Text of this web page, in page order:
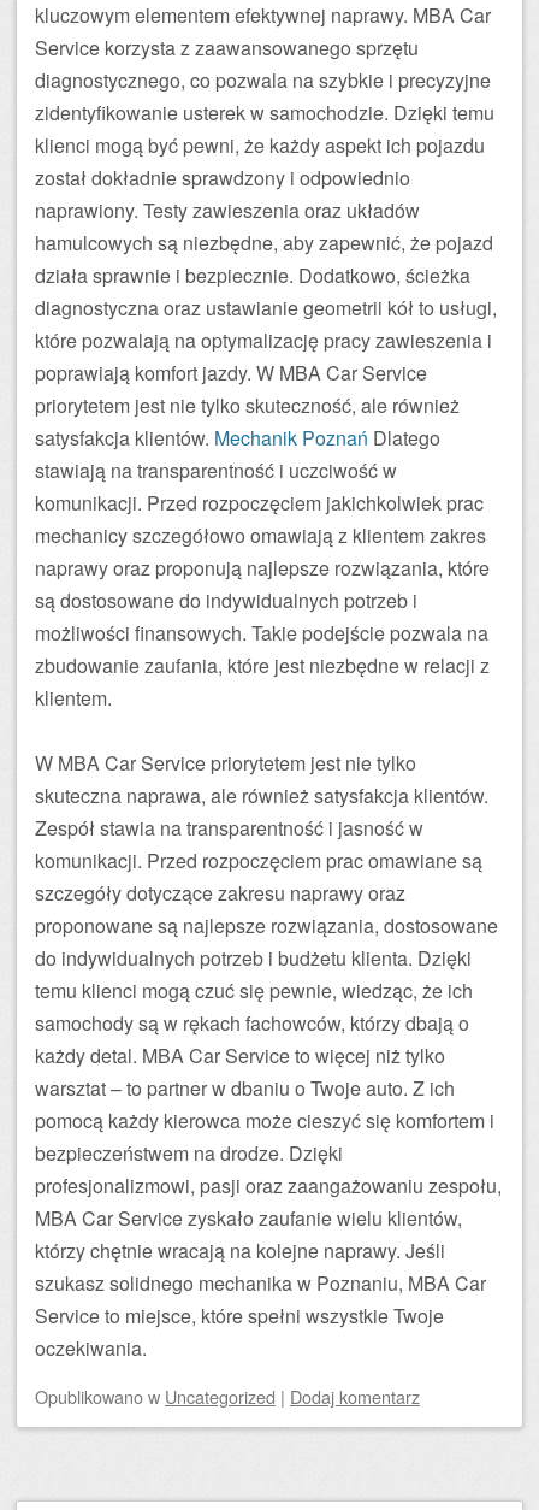
kluczowym elementem efektywnej naprawy. MBA Car
Service korzysta z zaawansowanego sprzętu
diagnostycznego, co pozwala na szybkie i precyzyjne
zidentyfikowanie usterek w samochodzie. Dzięki temu
klienci mogą być pewni, że każdy aspekt ich pojazdu
został dokładnie sprawdzony i odpowiednio
naprawiony. Testy zawieszenia oraz układów
hamulcowych są niezbędne, aby zapewnić, że pojazd
działa sprawnie i bezpiecznie. Dodatkowo, ścieżka
diagnostyczna oraz ustawianie geometrii kół to usługi,
które pozwalają na optymalizację pracy zawieszenia i
poprawiają komfort jazdy. W MBA Car Service
priorytetem jest nie tylko skuteczność, ale również
satysfakcja klientów. Mechanik Poznań Dlatego
stawiają na transparentność i uczciwość w
komunikacji. Przed rozpoczęciem jakichkolwiek prac
mechanicy szczegółowo omawiają z klientem zakres
naprawy oraz proponują najlepsze rozwiązania, które
są dostosowane do indywidualnych potrzeb i
możliwości finansowych. Takie podejście pozwala na
zbudowanie zaufania, które jest niezbędne w relacji z
klientem.
W MBA Car Service priorytetem jest nie tylko
skuteczna naprawa, ale również satysfakcja klientów.
Zespół stawia na transparentność i jasność w
komunikacji. Przed rozpoczęciem prac omawiane są
szczegóły dotyczące zakresu naprawy oraz
proponowane są najlepsze rozwiązania, dostosowane
do indywidualnych potrzeb i budżetu klienta. Dzięki
temu klienci mogą czuć się pewnie, wiedząc, że ich
samochody są w rękach fachowców, którzy dbają o
każdy detal. MBA Car Service to więcej niż tylko
warsztat – to partner w dbaniu o Twoje auto. Z ich
pomocą każdy kierowca może cieszyć się komfortem i
bezpieczeństwem na drodze. Dzięki
profesjonalizmowi, pasji oraz zaangażowaniu zespołu,
MBA Car Service zyskało zaufanie wielu klientów,
którzy chętnie wracają na kolejne naprawy. Jeśli
szukasz solidnego mechanika w Poznaniu, MBA Car
Service to miejsce, które spełni wszystkie Twoje
oczekiwania.
Opublikowanow Uncategorized | Dodaj komentarz